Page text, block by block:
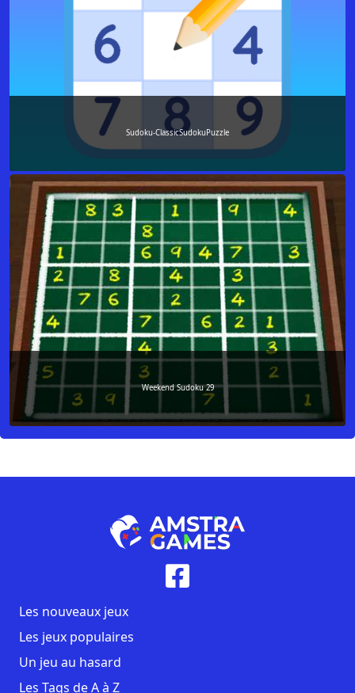
Sudoku-ClassicSudokuPuzzle
Weekend Sudoku 29
Les nouveaux jeux
Les jeux populaires
Un jeu au hasard
Les Tags de A à Z